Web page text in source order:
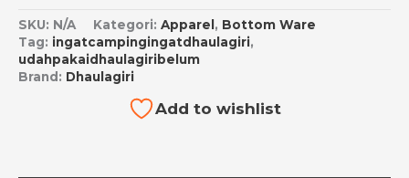
SKU: N/A Kategori: Apparel , Bottom Ware
Tag: ingatcampingingatdhaulagiri,
udahpakaidhaulagiribelum
Brand: Dhaulagiri
Add to wishlist